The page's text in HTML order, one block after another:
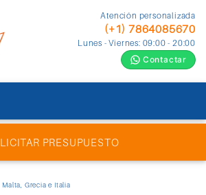
Atención personalizada
(+1) 7864085670
Lunes - Viernes: 09:00 - 20:00
Contactar
PRESUPUESTO
Malta, Grecia e Italia